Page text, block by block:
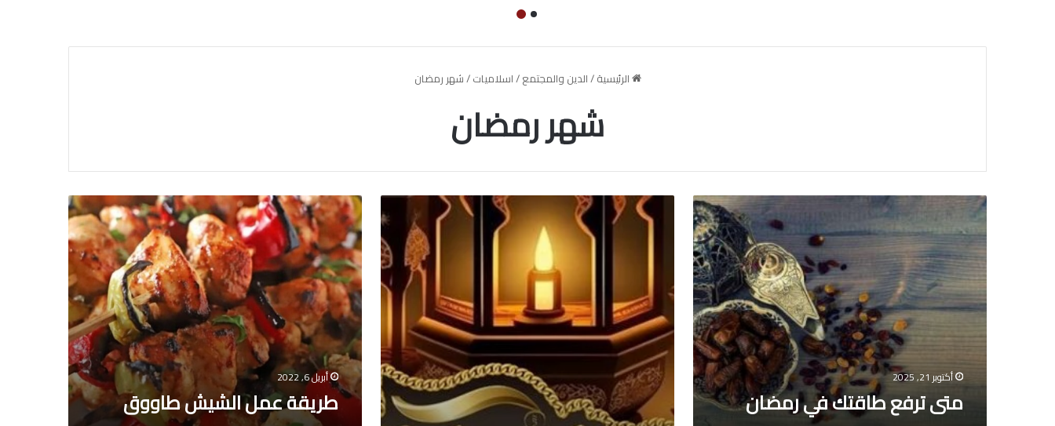
الرئيسية/الدين والمجتمع/اسلاميات/شهر رمضان
شهر رمضان
متى
ترفع
طاقتك
في
رمضان
أكتوبر 21, 2025
متى ترفع طاقتك في رمضان
افضل
العبادات
طريقة
عمل
الشيش
طاووق
أبريل 6, 2022
طريقة عمل الشيش طاووق